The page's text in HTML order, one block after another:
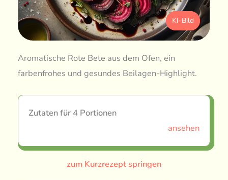
KI-Bild
Aromatische Rote Bete aus dem Ofen, ein
farbenfrohes und gesundes Beilagen-Highlight.
Zutaten für 4 Portionen
ansehen
zum Kurzrezept springen